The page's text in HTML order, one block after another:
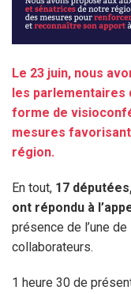
Le 23 juin, nous
les parlementaires
forme de
mesures
région.
En tout, 17
ont répondu à
présence de l’une
collaborateurs.
1 heure 30 de